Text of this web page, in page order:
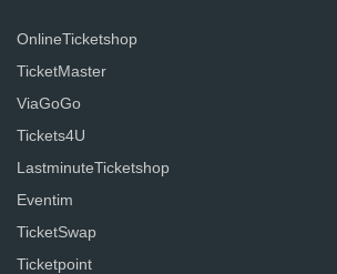
OnlineTicketshop
TicketMaster
ViaGoGo
Tickets4U
LastminuteTicketshop
Eventim
TicketSwap
Ticketpoint